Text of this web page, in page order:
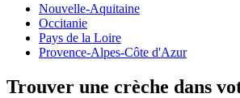
Nouvelle-Aquitaine
Occitanie
Pays de la Loire
Provence-Alpes-Côte d'Azur
Trouver une crèche dans